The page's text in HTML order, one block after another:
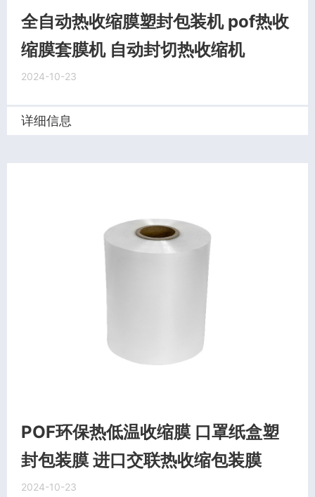
全自动热收缩膜塑封包装机 pof热收
缩膜套膜机 自动封切热收缩机
2024-10-23
详细信息
POF环保热低温收缩膜 口罩纸盒塑
封包装膜 进口交联热收缩包装膜
2024-10-23